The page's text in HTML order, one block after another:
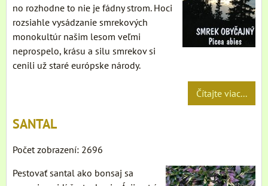
no rozhodne to nie je fádny strom. Hoci
rozsiahle vysádzanie smrekových
monokultúr našim lesom veľmi
neprospelo, krásu a silu smrekov si
cenili už staré európske národy.
Čítajte viac...
SANTAL
Počet zobrazení: 2696
Pestovať santal ako bonsaj sa